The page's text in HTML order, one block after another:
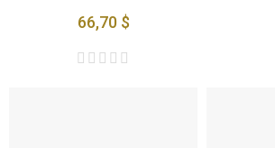
66,70 $